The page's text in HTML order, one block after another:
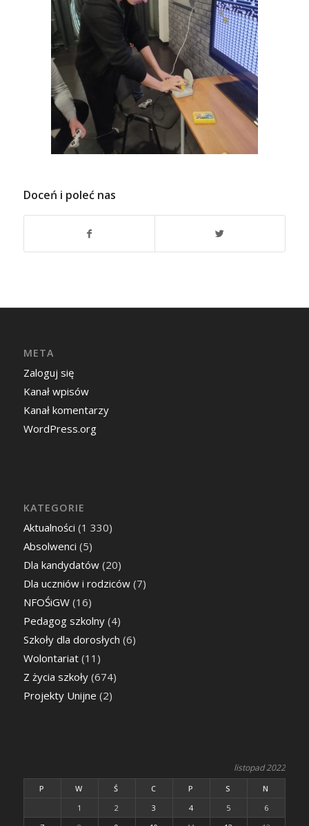
Doceń i poleć nas
META
Zaloguj się
Kanał wpisów
Kanał komentarzy
WordPress.org
KATEGORIE
Aktualności (1 330)
Absolwenci (5)
Dla kandydatów(20)
Dla uczniów i rodziców(7)
NFOŚiGW(16)
Pedagog szkolny(4)
Szkoły dla dorosłych (6)
Wolontariat(11)
Z życia szkoły(674)
Projekty Unijne (2)
listopad 2022
P W Ś C P S
N
1
2 3 4 5
6